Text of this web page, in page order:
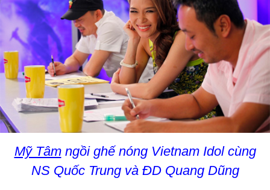
Mỹ Tâmngồi ghế nóng Vietnam Idol cùng
NS Quốc Trung và ĐD Quang Dũng